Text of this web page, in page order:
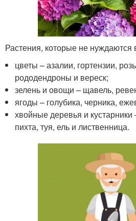
Растения, которые не нуждаются
цветы – азалии, гортензии,
рододендроны и вереск;
зелень и овощи – щавель,
ягоды – голубика, черника,
хвойные деревья и
пихта, туя, ель и лиственница.